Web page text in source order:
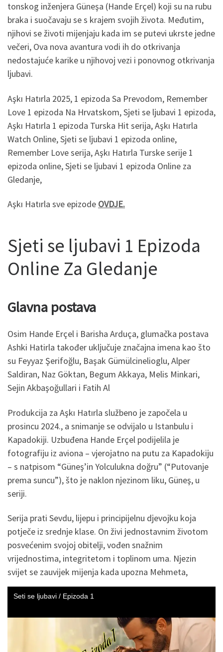
tonskog inženjera Güneşa (Hande Erçel) koji su na rubu
braka i suočavaju se s krajem svojih života. Međutim,
njihovi se životi mijenjaju kada im se putevi ukrste jedne
večeri, Ova nova avantura vodi ih do otkrivanja
nedostajuće karike u njihovoj vezi i ponovnog otkrivanja
ljubavi.
Aşkı Hatırla 2025, 1 epizoda Sa Prevodom, Remember
Love 1 epizoda Na Hrvatskom, Sjeti se ljubavi 1 epizoda,
Aşkı Hatırla 1 epizoda Turska Hit serija, Aşkı Hatırla
Watch Online, Sjeti se ljubavi 1 epizoda online,
Remember Love serija, Aşkı Hatırla Turske serije 1
epizoda online, Sjeti se ljubavi 1 epizoda Online za
Gledanje,
Aşkı Hatırla sve epizode OVDJE.
Sjeti se ljubavi 1 Epizoda
Online Za Gledanje
Glavna postava
Osim Hande Erçel i Barisha Arduça, glumačka postava
Ashki Hatirla također uključuje značajna imena kao što
su Feyyaz Şerifoğlu, Başak Gümülcinelioglu, Alper
Saldiran, Naz Göktan, Begum Akkaya, Melis Minkari,
Sejin Akbaşoğullari i Fatih Al
Produkcija za Aşkı Hatırla službeno je započela u
prosincu 2024., a snimanje se odvijalo u Istanbulu i
Kapadokiji. Uzbuđena Hande Erçel podijelila je
fotografiju iz aviona – vjerojatno na putu za Kapadokiju
– s natpisom “Güneş’in Yolculukna doğru” (“Putovanje
prema suncu”), što je naklon njezinom liku, Güneş, u
seriji.
Serija prati Sevdu, lijepu i principijelnu djevojku koja
potječe iz srednje klase. On živi jednostavnim životom
posvećenim svojoj obitelji, vođen snažnim
vrijednostima, integritetom i toplinom uma. Njezin
svijet se zauvijek mijenja kada upozna Mehmeta,